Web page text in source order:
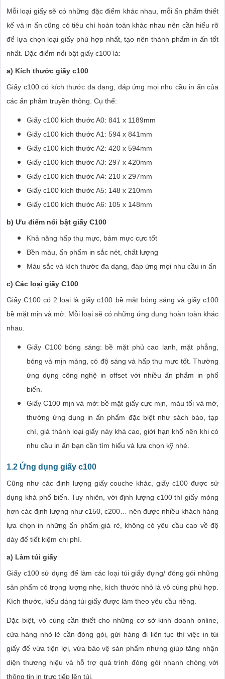
Mỗi loại giấy sẽ có những đặc điểm khác nhau, mỗi ấn phẩm thiết
kế và in ấn cũng có tiêu chí hoàn toàn khác nhau nên cần hiểu rõ
để lựa chọn loại giấy phù hợp nhất, tạo nên thành phẩm in ấn tốt
nhất. Đặc điểm nổi bật giấy c100 là:
a) Kích thước giấy c100
Giấy c100 có kích thước đa dạng, đáp ứng mọi nhu cầu in ấn của
các ấn phẩm truyền thông. Cụ thể:
Giấy c100 kích thước A0: 841 x 1189mm
Giấy c100 kích thước A1: 594 x 841mm
Giấy c100 kích thước A2: 420 x 594mm
Giấy c100 kích thước A3: 297 x 420mm
Giấy c100 kích thước A4: 210 x 297mm
Giấy c100 kích thước A5: 148 x 210mm
Giấy c100 kích thước A6: 105 x 148mm
b) Ưu điểm nổi bật giấy C100
Khả năng hấp thụ mực, bám mực cực tốt
Bền màu, ấn phẩm in sắc nét, chất lượng
Màu sắc và kích thước đa dạng, đáp ứng mọi nhu cầu in ấn
c) Các loại giấy C100
Giấy C100 có 2 loại là giấy c100 bề mặt bóng sáng và giấy c100
bề mặt mịn và mờ. Mỗi loại sẽ có những ứng dụng hoàn toàn khác
nhau.
Giấy C100 bóng sáng: bề mặt phủ cao lanh, mặt phẳng,
bóng và mịn màng, có độ sáng và hấp thụ mực tốt. Thường
ứng dụng công nghệ in offset với nhiều ấn phẩm in phổ
biến.
Giấy C100 mịn và mờ: bề mặt giấy cực mịn, màu tối và mờ,
thường ứng dụng in ấn phẩm đặc biệt như sách báo, tạp
chí, giá thành loại giấy này khá cao, giới hạn khổ nên khi có
nhu cầu in ấn bạn cần tìm hiểu và lựa chọn kỹ nhé.
1.2 Ứng dụng giấy c100
Cũng như các định lượng giấy couche khác, giấy c100 được sử
dụng khá phổ biến. Tuy nhiên, với định lượng c100 thì giấy mỏng
hơn các định lượng như c150, c200… nên được nhiều khách hàng
lựa chọn in những ấn phẩm giá rẻ, không có yêu cầu cao về độ
dày để tiết kiệm chi phí.
a) Làm túi giấy
Giấy c100 sử dụng để làm các loại túi giấy đựng/ đóng gói những
sản phẩm có trọng lượng nhẹ, kích thước nhỏ là vô cùng phù hợp.
Kích thước, kiểu dáng túi giấy được làm theo yêu cầu riêng.
Đặc biệt, vô cùng cần thiết cho những cơ sở kinh doanh online,
cửa hàng nhỏ lẻ cần đóng gói, gửi hàng đi liên tục thì việc in túi
giấy để vừa tiện lợi, vừa bảo vệ sản phẩm nhưng giúp tăng nhận
diện thương hiệu và hỗ trợ quá trình đóng gói nhanh chóng với
thông tin in trực tiếp lên túi.